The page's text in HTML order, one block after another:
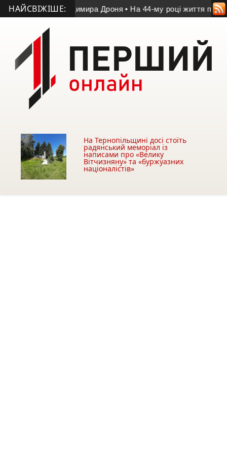
НАЙСВІЖІШЕ:
Дроня • На 44-му році життя помер учасник
На Тернопільщині досі стоїть
радянський меморіал із
написами про «Велику
Вітчизняну» та «буржуазних
націоналістів»